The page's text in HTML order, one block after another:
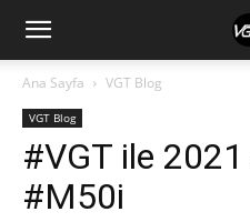
Ana Sayfa VGT Blog
VGT Blog
#VGT ile
#M50i